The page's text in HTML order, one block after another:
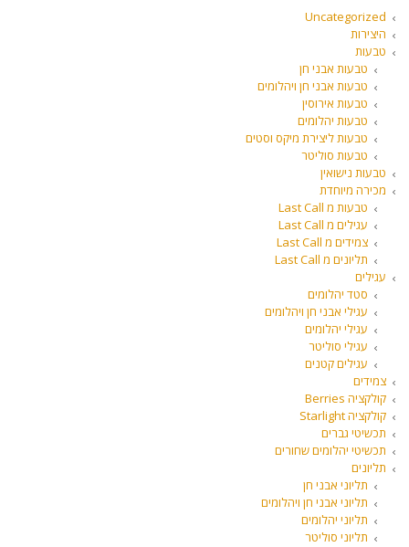
Uncategorized
היצירות
טבעות
טבעות אבני חן
טבעות אבני חן ויהלומים
טבעות אירוסין
טבעות יהלומים
טבעות ליצירת מיקס וסטים
טבעות סוליטר
טבעות נישואין
מכירה מיוחדת
טבעות מ Last Call
עגילים מ Last Call
צמידים מ Last Call
תליונים מ Last Call
עגילים
סטד יהלומים
עגילי אבני חן ויהלומים
עגילי יהלומים
עגילי סוליטר
עגילים קטנים
צמידים
קולקציה Berries
קולקציה Starlight
תכשיטי גברים
תכשיטי יהלומים שחורים
תליונים
תליוני אבני חן
תליוני אבני חן ויהלומים
תליוני יהלומים
תליוני סוליטר